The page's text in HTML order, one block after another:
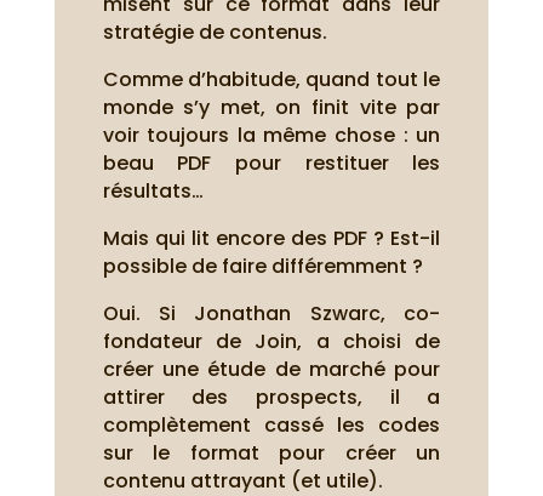
stratégie de contenus.
Comme d’habitude, quand tout le
monde s’y met, on finit vite par
voir toujours la même chose : un
beau PDF pour restituer les
résultats…
Mais qui lit encore des PDF ? Est-il
possible de faire différemment ?
Oui. Si Jonathan Szwarc, co-
fondateur de Join, a choisi de
créer une étude de marché pour
attirer des prospects, il a
complètement cassé les codes
sur le format pour créer un
contenu attrayant (et utile).